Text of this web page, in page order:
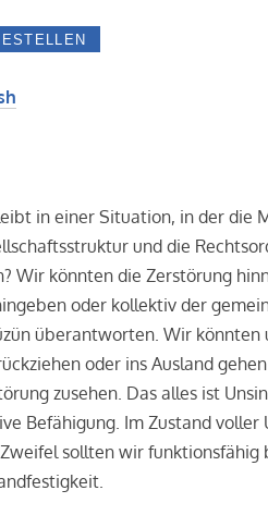
in einer Situation, in der die
und die
Wir könnten die Zerstörung
oder kollektiv der
überantworten. Wir könnten
oder ins Ausland
zusehen. Das alles ist
Befähigung. Im Zustand voller
sollten wir funktionsfähig